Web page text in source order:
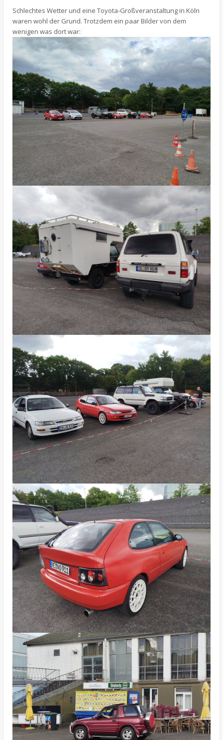
Schlechtes Wetter und eine Toyota-Großveranstaltung in Köln
waren wohl der Grund. Trotzdem ein paar Bilder von dem
wenigen was dort war: